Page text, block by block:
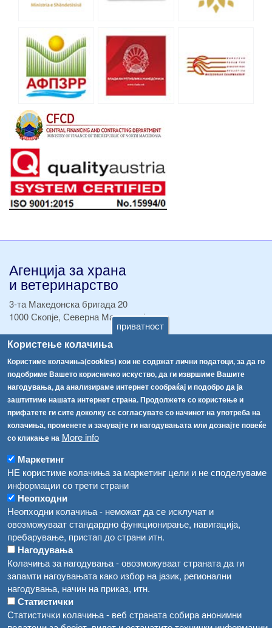
приватност
Користење колачиња
Користиме колачиња(cookies) кои не содржат лични податоци, за да го
подобриме Вашето корисничко искуство, да ги извршиме Вашите
нагодувања, да анализираме интернет сообраќај и подобро да ја
заштитиме нашата интернет страна. Продолжете со користење и
прифатете ги сите доколку се согласувате со начинот на употреба на
колачиња, променете и зачувајте ги нагодувањата или дознајте повеќе
со кликање на More info
Маркетинг
НЕ користиме колачиња за маркетинг цели и не споделуваме
информации со трети страни
Неопходни
Неопходни колачиња - неможат да се исклучат и
овозможуваат стандардно функционирање, навигација,
пребарување, пристап до страни итн.
Нагодувања
Колачиња за нагодувања - овозможуваат страната да ги
запамти нагоувањата како избор на јазик, регионални
нагодувања, начин на приказ, итн.
Статистички
Статистички колачиња - веб страната собира анонимни
Агенција за храна
и ветеринарство
3-та Македонска бригада 20
1000 Скопје, Северна Македонија
ТЕЛ:+389 2 2457 895
Факс:+389 2 2457 893
Факс:+389 2 2457 871
info@fva.gov.mk
[АХВ-претходна страна]
Соопштенија
Високите температури ризик од труење со храна, опасни се и за животните
Водата во Гостивар може да се користи како техничка, продолжува испораката на флаширана вода
Во Гостивар спроведени 70 вонредни контроли
Забраната за водата во Гостивар останува на сила, операторите да користат само технички безбедна вода
Навигација
Регистри
Забрани
Огласи